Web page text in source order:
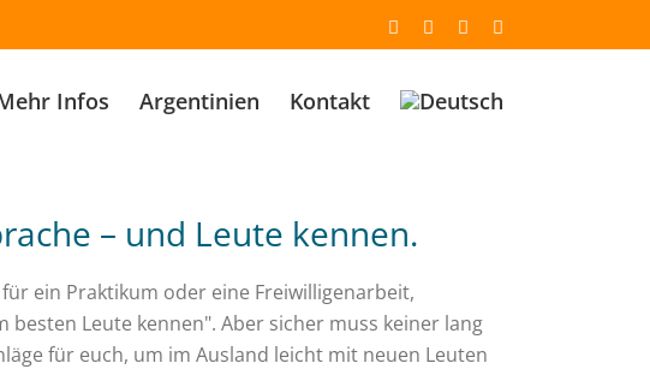
Email FacebookYouTube
Infos Argentinien Kontakt
– und Leute kennen.
ein Praktikum oder eine Freiwilligenarbeit,
besten Leute kennen". Aber sicher muss keiner lang
für euch, um im Ausland leicht mit neuen Leuten